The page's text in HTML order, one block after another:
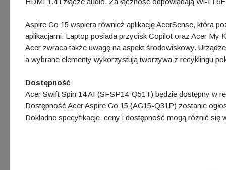
Aspire Go 15 wspiera również aplikację AcerSense, która
aplikacjami. Laptop posiada przycisk Copilot oraz Acer My
Acer zwraca także uwagę na aspekt środowiskowy.
a wybrane elementy wykorzystują tworzywa z recyklingu
Dostępność
Acer Swift Spin 14 AI (SFSP14-Q51T) będzie dostępny w
Dostępność Acer Aspire Go 15 (AG15-Q31P) zostanie
Dokładne specyfikacje, ceny i dostępność mogą różnić się